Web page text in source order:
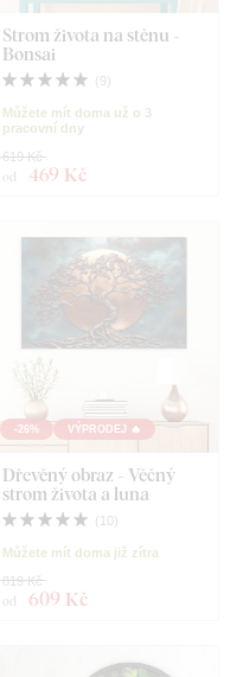
Strom života na stěnu -
Bonsai
( 9)
Můžete mít doma už o 3
pracovní dny
od 469 Kč
619 Kč
-26% VÝPRODEJ 🔥
Dřevěný obraz - Věčný
strom života a luna
( 10)
Můžete mít doma již zítra
od 609 Kč
819 Kč